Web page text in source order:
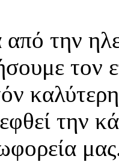
την
τον
την